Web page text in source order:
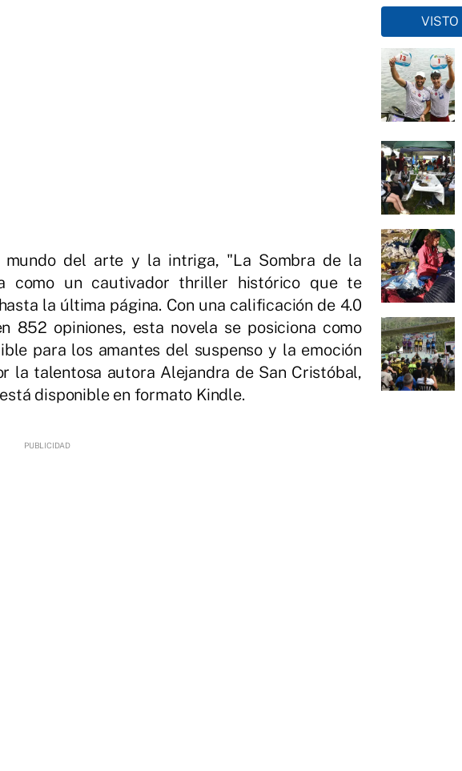
mundo del arte y la intriga, "La Sombra de la
como un cautivador thriller histórico que te
la última página. Con una calificación de 4.0
852 opiniones, esta novela se posiciona como
para los amantes del suspenso y la emoción
la talentosa autora Alejandra de San Cristóbal,
disponible en formato Kindle.
VISTO